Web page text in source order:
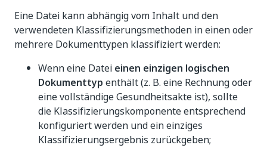
Eine Datei kann abhängig vom Inhalt und den
verwendeten Klassifizierungsmethoden in einen oder
mehrere Dokumenttypen klassifiziert werden:
Wenn eine Datei einen einzigen logischen
Dokumenttyp enthält (z. B. eine Rechnung oder
eine vollständige Gesundheitsakte ist), sollte
die Klassifizierungskomponente entsprechend
konfiguriert werden und ein einziges
Klassifizierungsergebnis zurückgeben;